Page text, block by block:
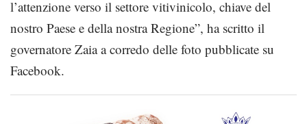
l’attenzione verso il settore vitivinicolo, chiave del
nostro Paese e della nostra Regione”, ha scritto il
governatore Zaia a corredo delle foto pubblicate su
Facebook.